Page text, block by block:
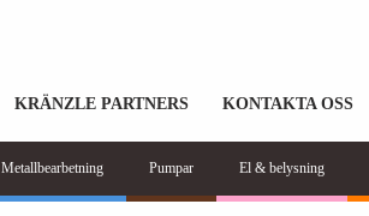
KRÄNZLE PARTNERS KONTAKTA OSS
Metallbearbetning Pumpar El & belysning